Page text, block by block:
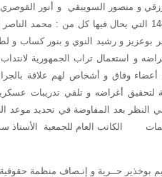
و منصور السويبقي و أنور القوصري
القاضي حجز القضية للمفاوضة والتصريح بالحكم إثر الجلسة . و القضية عدد 14851 التي يحال فيها
بوعزيز و رشيد النوي و بنور كساب و
و استعمال تراب الجمهورية
وفاق و أشخاص لهم علاقة
لتحقيق أغراضه و تلقي تدريبات
النظر بعد المفاوضة في تحديد موعد
الكاتب العام للجمعية
الأستاذ
بوخذير حــرية و إنـصاف